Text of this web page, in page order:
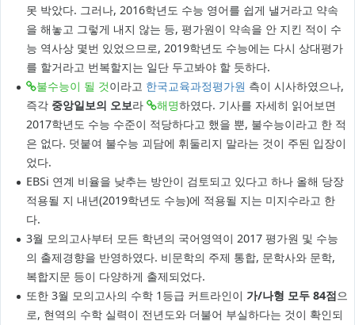
못 박았다. 그러나, 2016학년도 수능 영어를 쉽게 낼거라고 약속
을 해놓고 그렇게 내지 않는 등, 평가원이 약속을 안 지킨 적이 수
능 역사상 몇번 있었으므로, 2019학년도 수능에는 다시 상대평가
를 할거라고 번복할지는 일단 두고봐야 할 듯하다.
불수능이 될 것이라고 한국교육과정평가원 측이 시사하였으나,
즉각 중앙일보의 오보라 해명하였다. 기사를 자세히 읽어보면
2017학년도 수능 수준이 적당하다고 했을 뿐, 불수능이라고 한 적
은 없다. 덧붙여 불수능 괴담에 휘둘리지 말라는 것이 주된 입장이
었다.
EBSi 연계 비율을 낮추는 방안이 검토되고 있다고 하나 올해 당장
적용될 지 내년(2019학년도 수능)에 적용될 지는 미지수라고 한
다.
3월 모의고사부터 모든 학년의 국어영역이 2017 평가원 및 수능
의 출제경향을 반영하였다. 비문학의 주제 통합, 문학사와 문학,
복합지문 등이 다양하게 출제되었다.
또한 3월 모의고사의 수학 1등급 커트라인이 가/나형 모두 84점으
로, 현역의 수학 실력이 전년도와 더불어 부실하다는 것이 확인되